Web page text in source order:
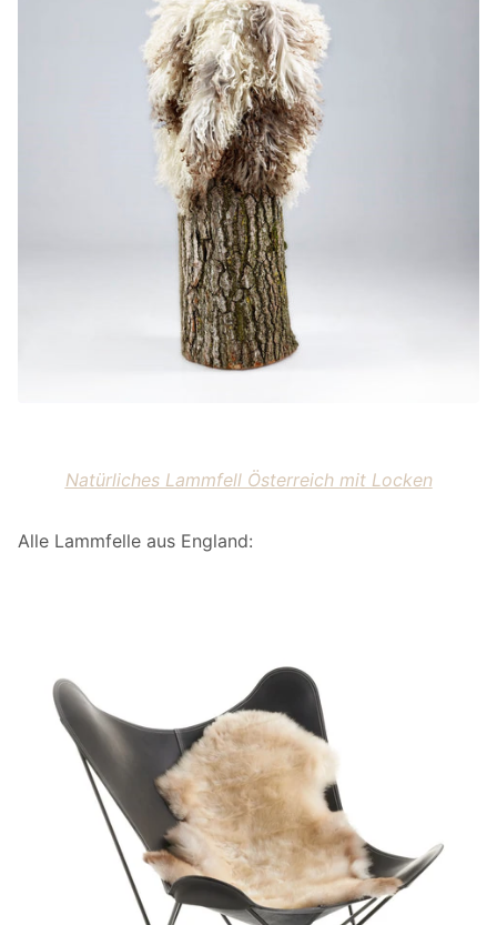
Natürliches Lammfell Österreich mit Locken
Alle Lammfelle aus England: